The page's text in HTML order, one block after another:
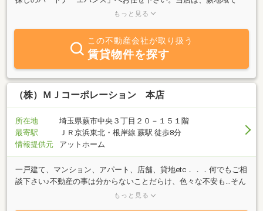
番の物件在庫数と仲介実績を誇っています！蕨地域でのお部屋探し
もっと見る
この不動産会社が取り扱う
賃貸物件を探す
（株）ＭＪコーポレーション 本店
所在地
埼玉県蕨市中央３丁目２０－１５１階
最寄駅
ＪＲ京浜東北・根岸線 蕨駅 徒歩8分
情報提供元
アットホーム
一戸建て、マンション、アパート、店舗、貸地etc．．．何でもご相
談下さい♪不動産の事は分からないことだらけ、色々な不安も…そん
なお悩みを解決！貴方のご予算、ライフプランなどお聞かせくださ
もっと見る